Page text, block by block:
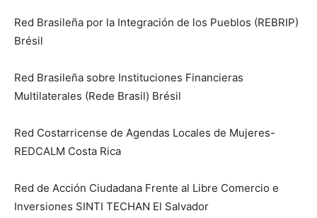
Red Brasileña por la Integración de los Pueblos (REBRIP)
Brésil
Red Brasileña sobre Instituciones Financieras
Multilaterales (Rede Brasil) Brésil
Red Costarricense de Agendas Locales de Mujeres-
REDCALM Costa Rica
Red de Acción Ciudadana Frente al Libre Comercio e
Inversiones SINTI TECHAN El Salvador